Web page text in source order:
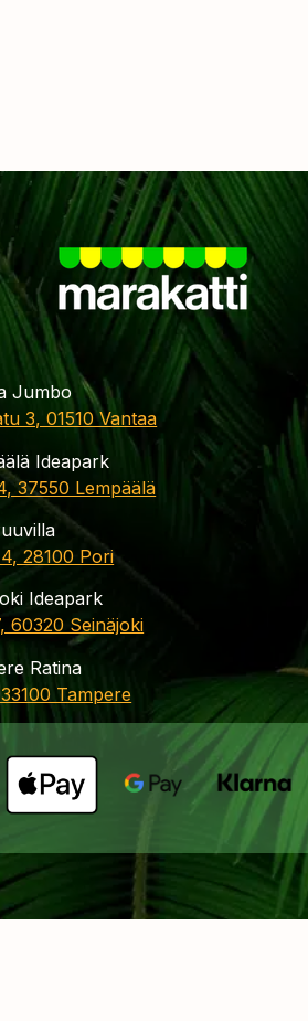
Jumbo
3, 01510 Vantaa
Ideapark
37550 Lempäälä
28100 Pori
Ideapark
60320 Seinäjoki
Ratina
Tampere